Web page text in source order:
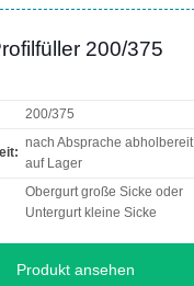
200/375
200/375
nach Absprache abholbereit
auf Lager
Obergurt große Sicke oder
Untergurt kleine Sicke
Produkt ansehen